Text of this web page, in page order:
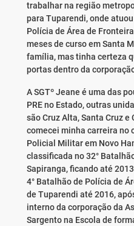
trabalhar na região
para Tuparendi, onde
Polícia de Área de
meses de curso em Santa
família, mas tinha certeza
portas dentro da
A SGTº Jeane é uma das
PRE no Estado, outras
são Cruz Alta, Santa Cruz e
comecei minha carreira no
Policial Militar em Novo
classificada no 32°
Sapiranga, ficando até
4° Batalhão de Polícia de
de Tuparendi até 2016,
interno da corporação da
Sargento na Escola de